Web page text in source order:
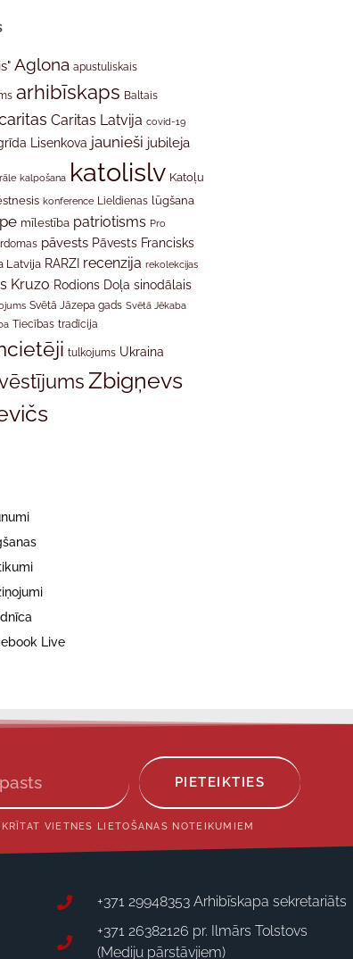
Aglona apustuliskais
arhibīskaps Baltais
Caritas Latvija covid-19
Lisenkova jaunieši jubileja
kalpošana katolislv Katoļu
konference Lieldienas lūgšana
mīlestība patriotisms Pro
pāvests Pāvests Francisks
Latvija RARZI recenzija rekolekcijas
Kruzo Rodions Doļa sinodālais
Svētā Jāzepa gads Svētā Jēkaba
Tiecības tradīcija
tulkojums Ukraina
Zbigņevs
Live
PIETEIKTIES
VIETNES LIETOŠANAS NOTEIKUMIEM
+371 29948353 Arhibīskapa sekretariāts
+371 26382126 pr. Ilmārs Tolstovs
(Mediju pārstāvjiem)